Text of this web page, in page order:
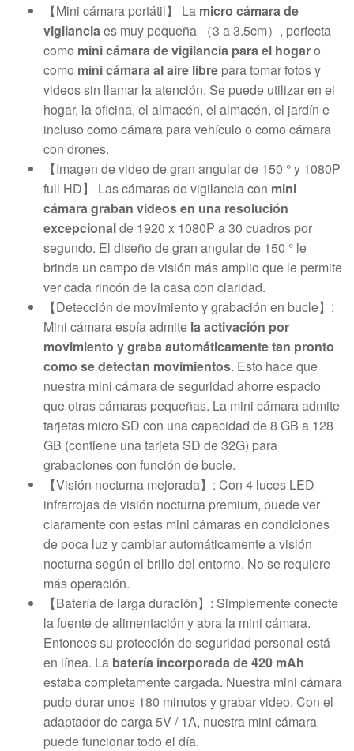
【Mini cámara portátil】 La micro cámara de
vigilanciaes muy pequeña （3 a 3.5cm）, perfecta
como mini cámara de vigilancia para el hogaro
como mini cámara al aire libre para tomar fotos y
videos sin llamar la atención. Se puede utilizar en el
hogar, la oficina, el almacén, el almacén, el jardín e
incluso como cámara para vehículo o como cámara
con drones.
【Imagen de video de gran angular de 150 ° y 1080P
full HD】 Las cámaras de vigilancia con mini
cámara graban videos en una resolución
excepcionalde 1920 x 1080P a 30 cuadros por
segundo. El diseño de gran angular de 150 ° le
brinda un campo de visión más amplio que le permite
ver cada rincón de la casa con claridad.
【Detección de movimiento y grabación en bucle】:
Mini cámara espía admite la activación por
movimiento y graba automáticamente tan pronto
como se detectan movimientos. Esto hace que
nuestra mini cámara de seguridad ahorre espacio
que otras cámaras pequeñas. La mini cámara admite
tarjetas micro SD con una capacidad de 8 GB a 128
GB (contiene una tarjeta SD de 32G) para
grabaciones con función de bucle.
【Visión nocturna mejorada】: Con 4 luces LED
infrarrojas de visión nocturna premium, puede ver
claramente con estas mini cámaras en condiciones
de poca luz y cambiar automáticamente a visión
nocturna según el brillo del entorno. No se requiere
más operación.
【Batería de larga duración】: Simplemente conecte
la fuente de alimentación y abra la mini cámara.
Entonces su protección de seguridad personal está
en línea. La batería incorporada de 420 mAh
estaba completamente cargada. Nuestra mini cámara
pudo durar unos 180 minutos y grabar video. Con el
adaptador de carga 5V / 1A, nuestra mini cámara
puede funcionar todo el día.